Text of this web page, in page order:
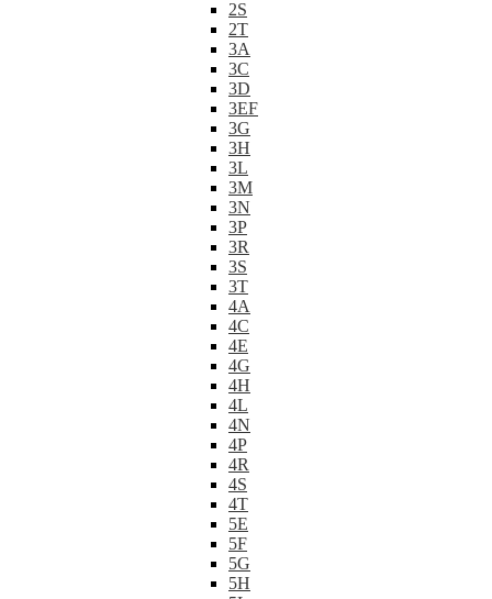
2S
2T
3A
3C
3D
3EF
3G
3H
3L
3M
3N
3P
3R
3S
3T
4A
4C
4E
4G
4H
4L
4N
4P
4R
4S
4T
5E
5F
5G
5H